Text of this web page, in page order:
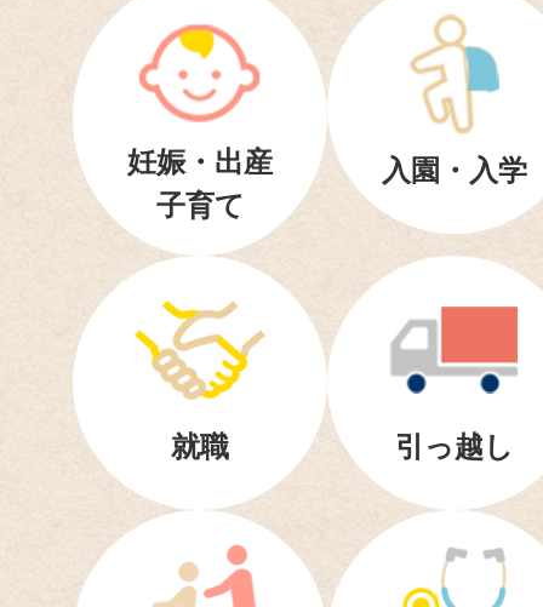
妊娠・出産
子育て
入園・入学
就職 引っ越し